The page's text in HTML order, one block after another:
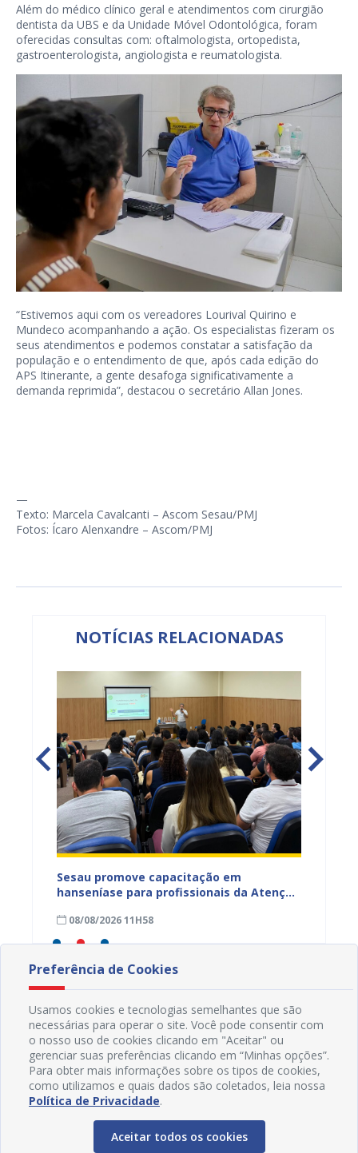
Além do médico clínico geral e atendimentos com cirurgião
dentista da UBS e da Unidade Móvel Odontológica, foram
oferecidas consultas com: oftalmologista, ortopedista,
gastroenterologista, angiologista e reumatologista.
“Estivemos aqui com os vereadores Lourival Quirino e
Mundeco acompanhando a ação. Os especialistas fizeram os
seus atendimentos e podemos constatar a satisfação da
população e o entendimento de que, após cada edição do
APS Itinerante, a gente desafoga significativamente a
demanda reprimida”, destacou o secretário Allan Jones.
—
Texto: Marcela Cavalcanti – Ascom Sesau/PMJ
Fotos: Ícaro Alenxandre – Ascom/PMJ
NOTÍCIAS RELACIONADAS
Sesau promove capacitação em
hanseníase para profissionais da Atenção
08/08/2026 11H58
Preferência de Cookies
Usamos cookies e tecnologias semelhantes que são
necessárias para operar o site. Você pode consentir com
o nosso uso de cookies clicando em "Aceitar" ou
gerenciar suas preferências clicando em “Minhas opções”.
Para obter mais informações sobre os tipos de cookies,
como utilizamos e quais dados são coletados, leia nossa
Política de Privacidade.
Aceitar todos os cookies